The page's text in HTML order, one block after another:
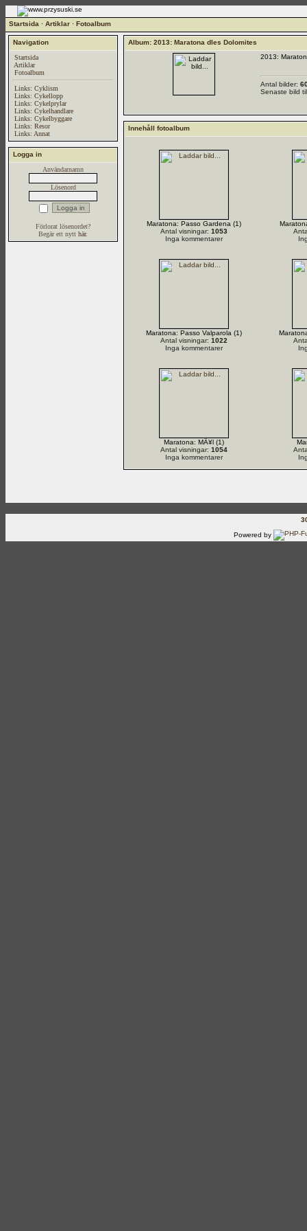
Startsida · Artiklar · Fotoalbum
Navigation
Startsida
Artiklar
Fotoalbum
Links: Cyklism
Links: Cykellopp
Links: Cykelprylar
Links: Cykelhandlare
Links: Cykelbyggare
Links: Resor
Links: Annat
Logga in
Användarnamn
Lösenord
Förlorat lösenordet?
Begär ett nytt här.
Album: 2013: Maratona dles Dolomites
2013:
Antal bilder:
Senaste bild
Innehåll fotoalbum
Maratona: Passo Gardena (1)
Antal visningar: 1053
Inga kommentarer
Maratona: Passo Valparola (1)
Antal visningar: 1022
Inga kommentarer
Maratona: MÃ¥l (1)
Antal visningar: 1054
Inga kommentarer
Powered by